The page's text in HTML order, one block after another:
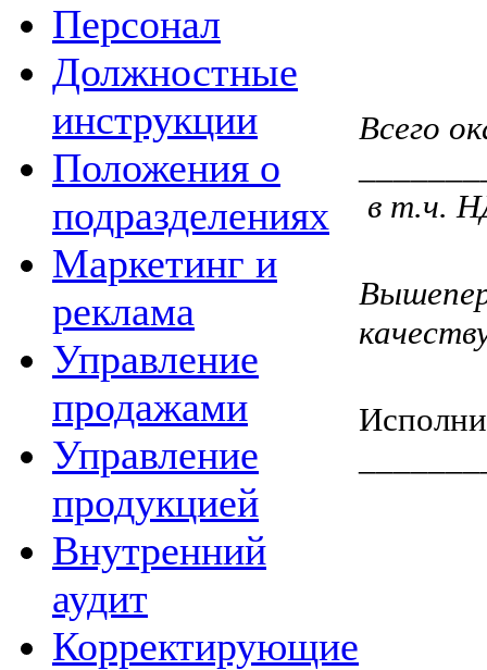
Персонал
Должностные
инструкции
Положения о
подразделениях
Маркетинг и
реклама
Управление
продажами
Управление
продукцией
Внутренний
аудит
Корректирующие
Всего
в т.ч.